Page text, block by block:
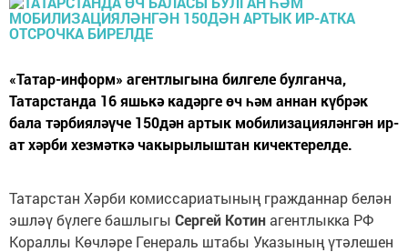
«Татар-информ» агентлыгына билгеле булганча,
Татарстанда 16 яшькә кадәрге өч һәм аннан күбрәк
бала тәрбияләүче 150дән артык мобилизацияләнгән ир-
ат хәрби хезмәткә чакырылыштан кичектерелде.
Татарстан Хәрби комиссариатының гражданнар белән
эшләү бүлеге башлыгы Сергей Котинагентлыкка РФ
Кораллы Көчләре Генераль штабы Указының үтәлешен